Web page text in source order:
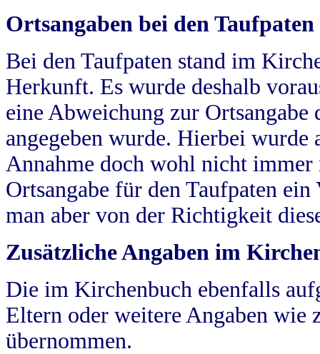
Ortsangaben bei den Taufpaten
Bei den Taufpaten stand im
Herkunft. Es wurde deshalb
eine Abweichung zur
angegeben wurde. Hierbei wurde
Annahme doch wohl nicht
Ortsangabe für den Taufpaten
man aber von der Richtigkeit
Zusätzliche Angaben im
Die im Kirchenbuch ebenfalls
Eltern oder weitere Angaben wie
übernommen.